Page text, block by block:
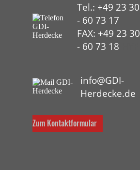
Tel.: +49 23 30
- 60 73 17
FAX: +49 23 30
- 60 73 18
info@GDI-
Herdecke.de
Zum Kontaktformular